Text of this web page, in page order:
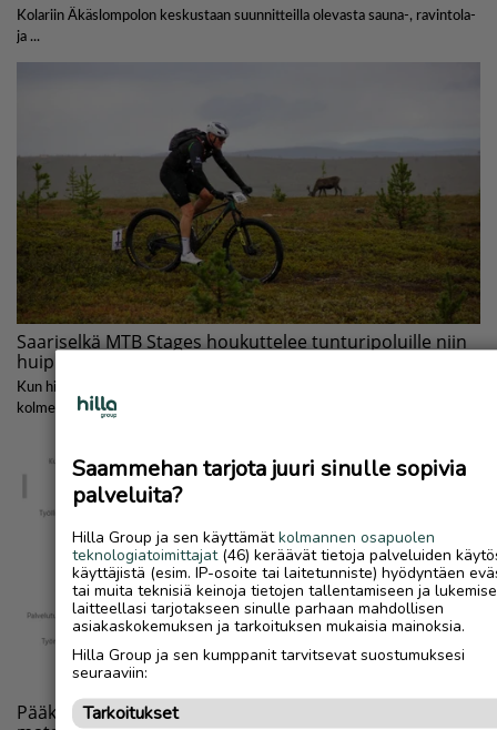
Saammehan tarjota juuri sinulle sopivia
palveluita?
Hilla Group ja sen käyttämätkolmannen osapuolen
teknologiatoimittajat(46) keräävät tietoja palveluiden
käyttäjistä (esim. IP-osoite tai laitetunniste) hyödyntäen
tai muita teknisiä keinoja tietojen tallentamiseen ja
laitteellasi tarjotakseen sinulle parhaan mahdollisen
asiakaskokemuksen ja tarkoituksen mukaisia mainoksia.
Hilla Group ja sen kumppanit tarvitsevat suostumuksesi
seuraaviin:
Tarkoitukset